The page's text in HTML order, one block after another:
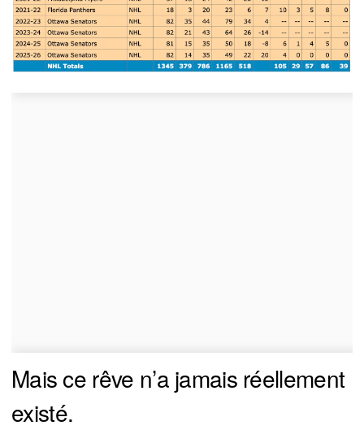
Mais ce rêve n’a jamais réellement
existé.